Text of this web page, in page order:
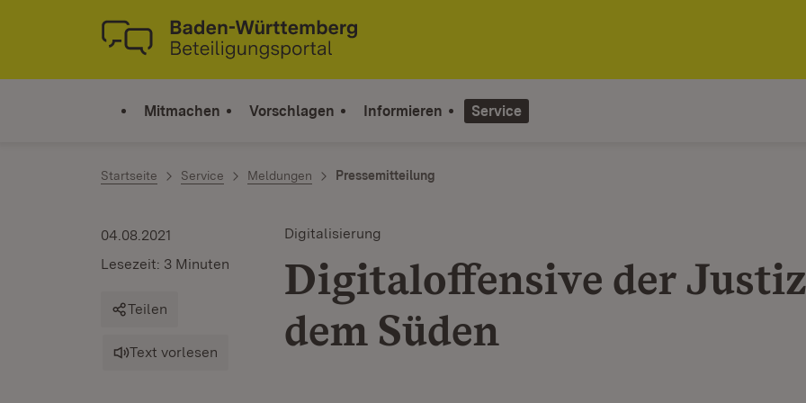
Zum Inhalt springen
Link zur Startseite
Mitmachen Vorschlagen Informieren Service
Startseite Service Meldungen Pressemitteilung
Digitalisierung
Digitaloffensive der
dem Süden
04.08.2021
Lesezeit: 3 Minuten
Teilen
Text vorlesen